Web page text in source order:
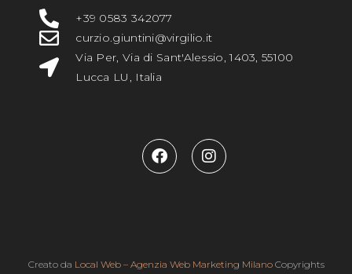
+39 0583 342077
curzio.giuntini@virgilio.it
Via Per, Via di Sant'Alessio, 1403, 55100
Lucca LU, Italia
Creato da Local Web – Agenzia Web Marketing Milano Copyrights